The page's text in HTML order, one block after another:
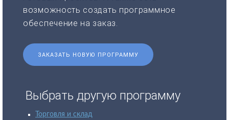
возможность создать программное
обеспечение на заказ.
ЗАКАЗАТЬ НОВУЮ ПРОГРАММУ
Выбрать другую программу
Торговля и склад